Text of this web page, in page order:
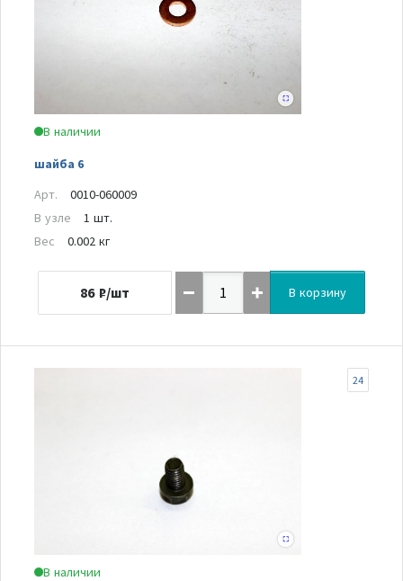
В наличии
шайба 6
Арт.
0010-060009
В узле
1 шт.
Вес
0.002 кг
86 ₽/шт В корзину
В наличии
24